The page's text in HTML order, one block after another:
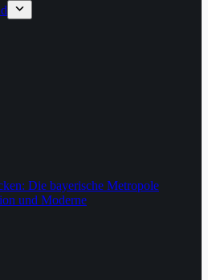
Die bayerische Metropole
und Moderne